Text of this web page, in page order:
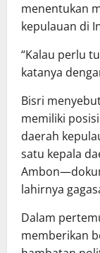
menentukan
kepulauan di
“Kalau perlu
katanya
Bisri
memiliki
daerah
satu kepala
lahirnya
Dalam
memberikan